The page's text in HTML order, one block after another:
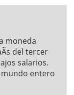
moneda
del tercer
salarios.
mundo entero